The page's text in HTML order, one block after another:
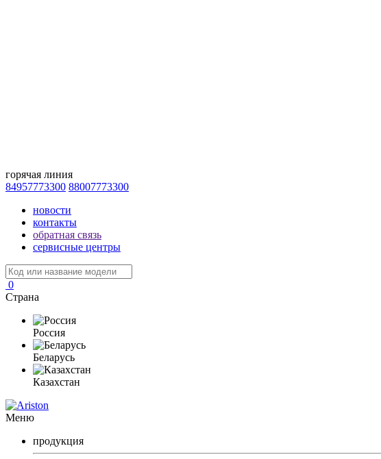
горячая линия
84957773300 88007773300
новости
контакты
обратная связь
сервисные центры
0
Страна
Россия
Беларусь
Казахстан
Меню
продукция